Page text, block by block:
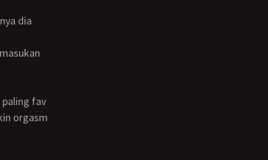
orgasm